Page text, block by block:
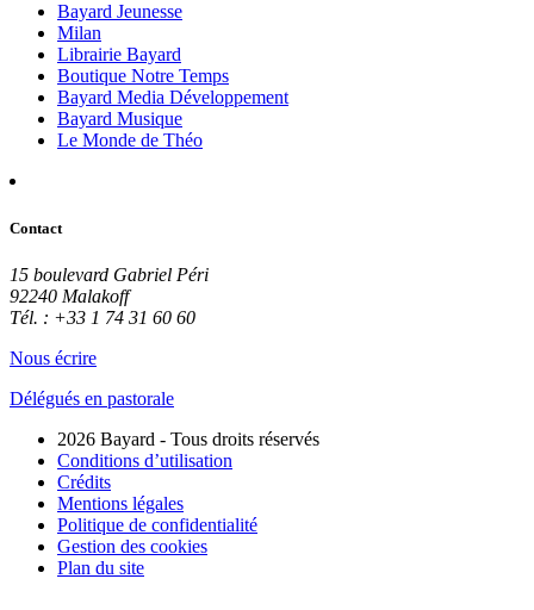
Bayard Jeunesse
Milan
Librairie Bayard
Boutique Notre Temps
Bayard Media Développement
Bayard Musique
Le Monde de Théo
Contact
15 boulevard Gabriel Péri
92240 Malakoff
Tél. : +33 1 74 31 60 60
Nous écrire
Délégués en pastorale
2026 Bayard - Tous droits réservés
Conditions d’utilisation
Crédits
Mentions légales
Politique de confidentialité
Gestion des cookies
Plan du site